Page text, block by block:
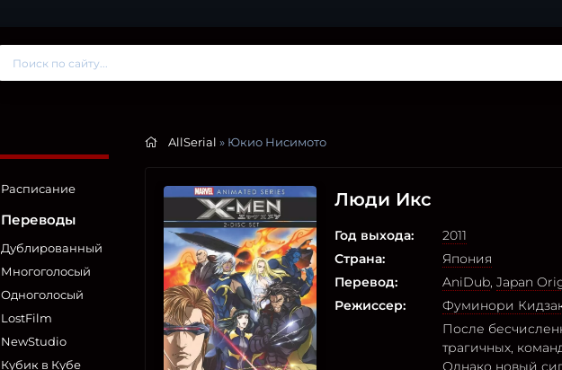
Расписание
Переводы
Дублированный
Многоголосый
Одноголосый
LostFilm
NewStudio
Кубик в Кубе
AllSerial » Юкио Нисимото
Люди Икс
Год выхода:
2011
Страна:
Япония
Перевод:
AniDub, Japan
Режиссер:
Фуминори
После
трагичных,
Однако новый